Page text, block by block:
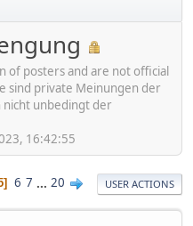
of posters and are not official
sind private Meinungen der
unbedingt der
16:42:55
6 7 ... 20 USER ACTIONS